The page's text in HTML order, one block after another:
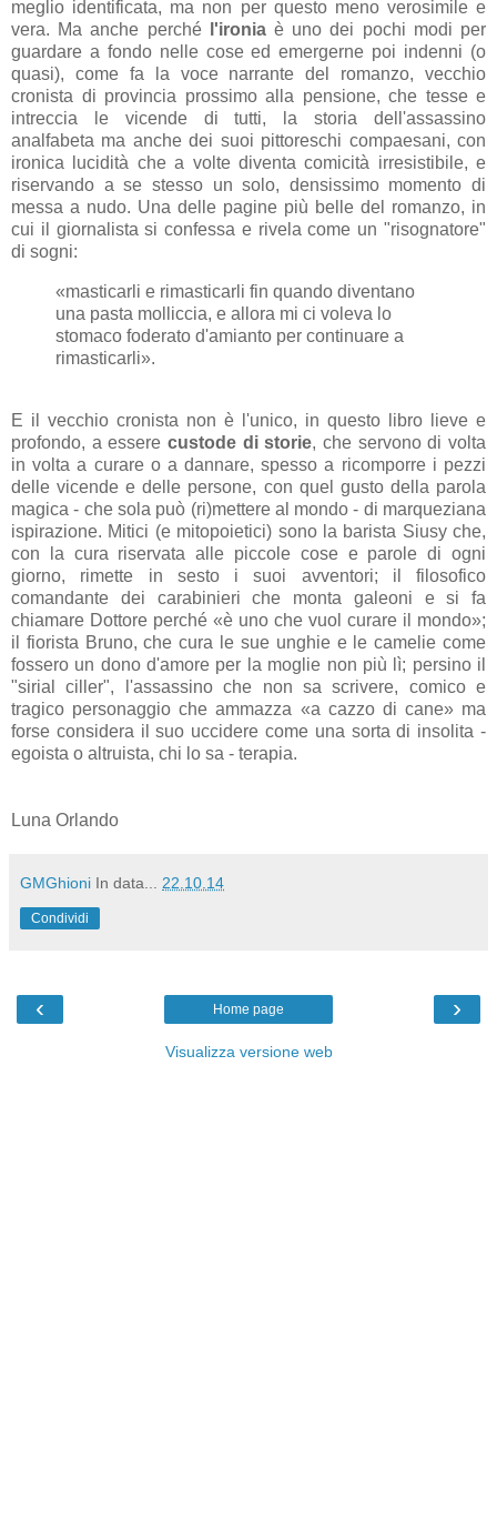
meglio identificata, ma non per questo meno verosimile e
vera. Ma anche perché
l'ironiaè uno dei pochi modi per
guardare a fondo nelle cose ed emergerne poi indenni (o
quasi), come fa la voce narrante del romanzo, vecchio
cronista di provincia prossimo alla pensione, che tesse e
intreccia le vicende di tutti, la storia dell'assassino
analfabeta ma anche dei suoi pittoreschi compaesani, con
ironica lucidità che a volte diventa comicità irresistibile, e
riservando a se stesso un solo, densissimo momento di
messa a nudo. Una delle pagine più belle del romanzo, in
cui il giornalista si confessa e rivela come un "risognatore"
di sogni:
«masticarli e rimasticarli fin quando diventano
una pasta molliccia, e allora mi ci voleva lo
stomaco foderato d'amianto per continuare a
rimasticarli».
E il vecchio cronista non è l'unico, in questo libro lieve e
profondo, a essere custode di storie, che servono di volta
in volta a curare o a dannare, spesso a ricomporre i pezzi
delle vicende e delle persone, con quel gusto della parola
magica - che sola può (ri)mettere al mondo - di marqueziana
ispirazione. Mitici (e mitopoietici) sono la barista Siusy che,
con la cura riservata alle piccole cose e parole di ogni
giorno, rimette in sesto i suoi avventori; il filosofico
comandante dei carabinieri che monta galeoni e si fa
chiamare Dottore perché «è uno che vuol curare il mondo»;
il fiorista Bruno, che cura le sue unghie e le camelie come
fossero un dono d'amore per la moglie non più lì; persino il
"sirial ciller", l'assassino che non sa scrivere, comico e
tragico personaggio che ammazza «a cazzo di cane» ma
forse considera il suo uccidere come una sorta di insolita -
egoista o altruista, chi lo sa - terapia.
Luna Orlando
GMGhioni In data... 22.10.14
Condividi
‹ ›
Home page
Visualizza versione web